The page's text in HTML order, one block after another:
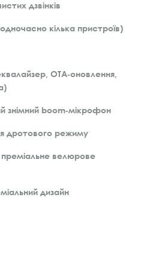
дзвінків
кілька пристроїв)
OTA‑оновлення,
знімний boom‑мікрофон
дротового режиму
велюрове
дизайн